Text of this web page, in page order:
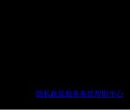
隐私政策服务条款帮助中心